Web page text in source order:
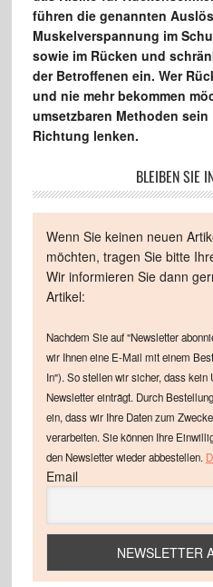
führen die genannten
Muskelverspannung im
sowie im Rücken und
der Betroffenen ein. Wer
und nie mehr bekommen
umsetzbaren Methoden
Richtung lenken.
BLEIBEN SIE
Wenn Sie keinen neuen
möchten, tragen Sie bitte
Wir informieren Sie dann
Artikel:
Nachdem Sie auf "Newsletter
wir Ihnen eine E-Mail mit einem
In"). So stellen wir sicher, dass kein
Newsletter einträgt. Durch
ein, dass wir Ihre Daten zum
verarbeiten. Sie können Ihre
den Newsletter wieder abbestellen.
Email